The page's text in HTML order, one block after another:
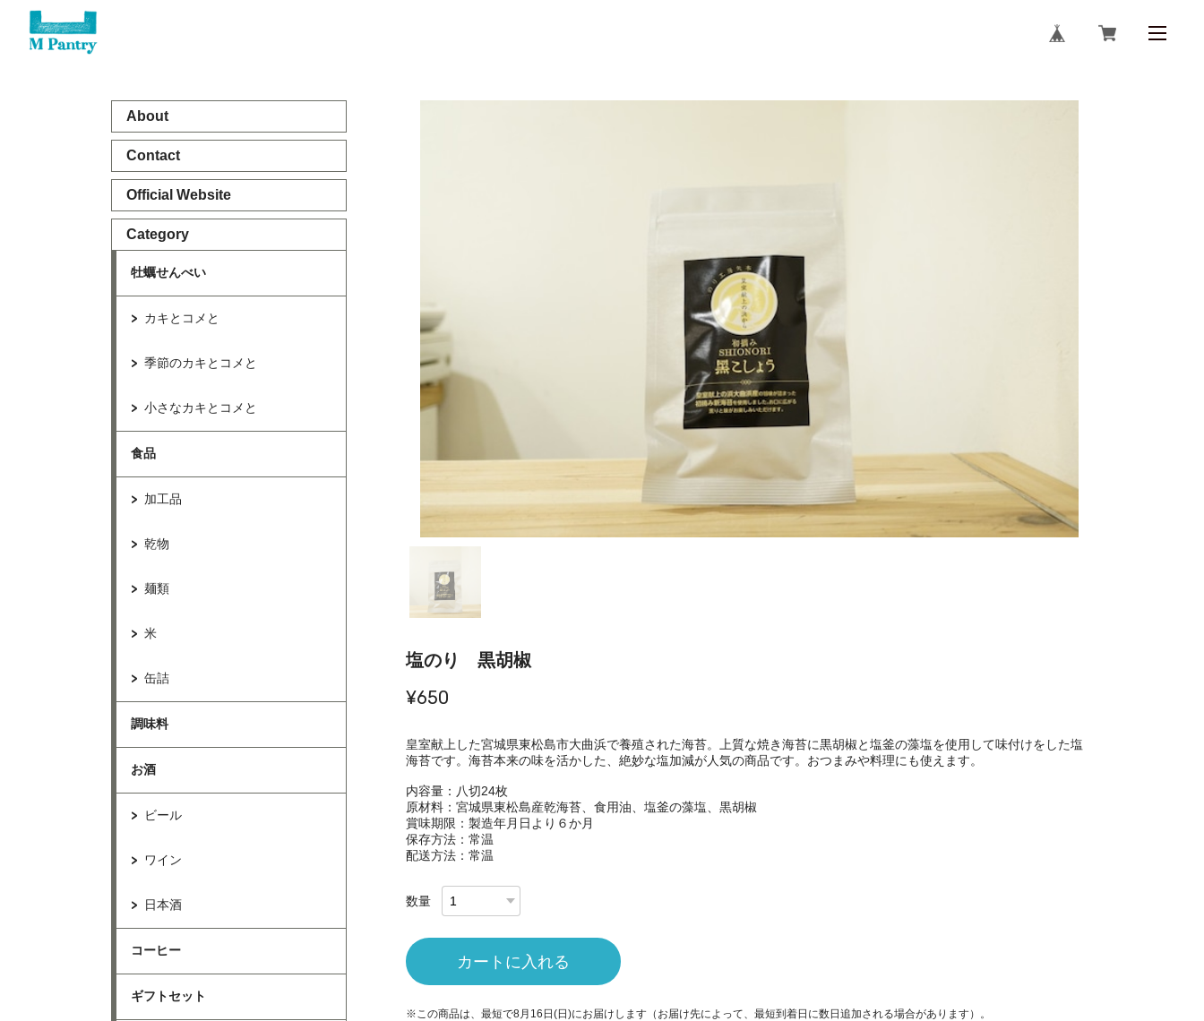
About
Contact
Official Website
Category
牡蠣せんべい
カキとコメと
季節のカキとコメと
小さなカキとコメと
食品
加工品
乾物
麺類
米
缶詰
調味料
お酒
ビール
ワイン
日本酒
コーヒー
ギフトセット
塩のり 黒胡椒
¥650
皇室献上した宮城県東松島市大曲浜で養殖された海苔。上質な焼き海苔に黒胡椒と塩釜の藻塩を使用して味付けをした塩
海苔です。海苔本来の味を活かした、絶妙な塩加減が人気の商品です。おつまみや料理にも使えます。
内容量：八切24枚
原材料：宮城県東松島産乾海苔、食用油、塩釜の藻塩、黒胡椒
賞味期限：製造年月日より６か月
保存方法：常温
配送方法：常温
数量
カートに入れる
※この商品は、最短で8月16日(日)にお届けします（お届け先によって、最短到着日に数日追加される場合があります）。